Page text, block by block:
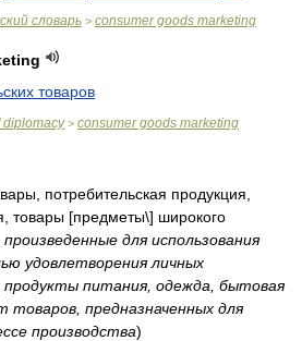
словарь > consumer goods marketing
товаров
diplomacy> consumer goods marketing
потребительская продукция,
товары [предметы\] широкого
для использования
удовлетворения личных
питания, одежда, бытовая
товаров, предназначенных для
производства)